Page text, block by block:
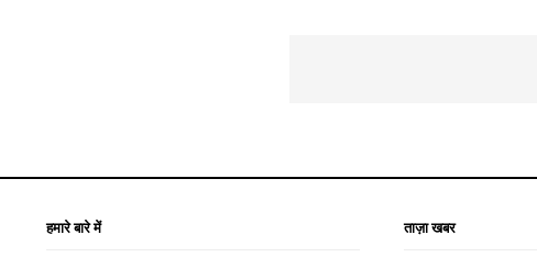
हमारे बारे में ताज़ा खबर